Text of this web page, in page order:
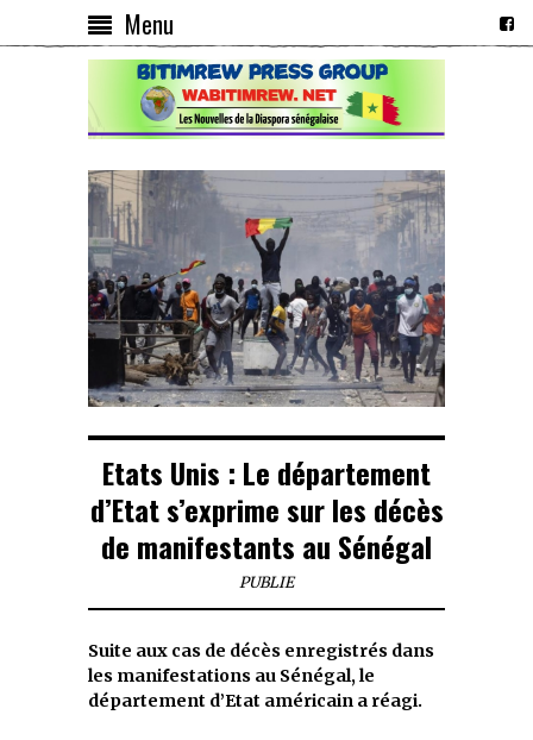
Menu
Etats Unis : Le département
d’Etat s’exprime sur les décès
de manifestants au Sénégal
PUBLIE
Suite aux cas de décès enregistrés dans
les manifestations au Sénégal, le
département d’Etat américain a réagi.